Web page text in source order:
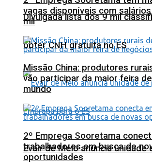
Divulgada lista dos 9 mil
obter CNH gratuita no ES
Evair de Melo anuncia unidade
vagas disponíveis com
mil
Missão China: produtores
vão participar da maior feira
mundo
2º Emprega Sooretama
trabalhadores em busca de
oportunidades